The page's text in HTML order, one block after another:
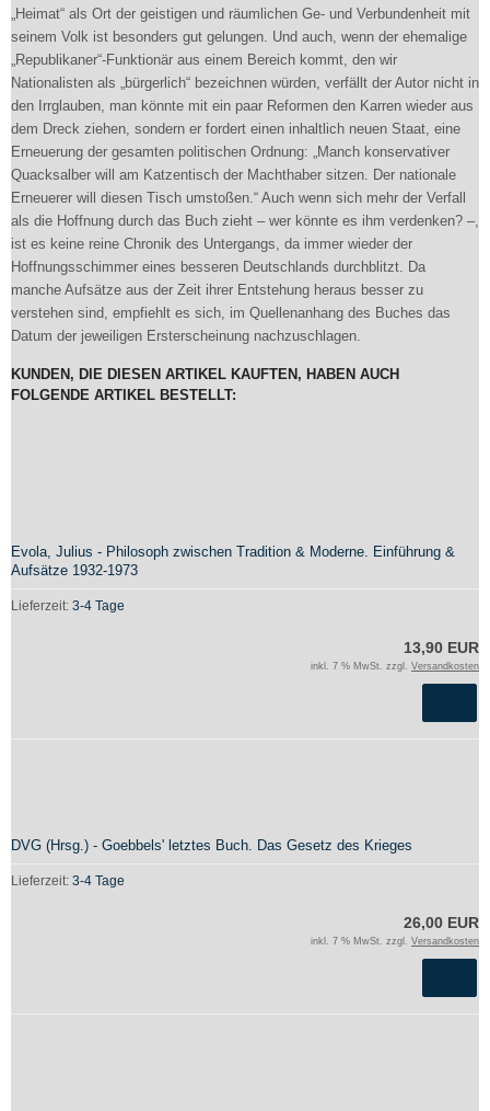
„Heimat“ als Ort der geistigen und räumlichen Ge- und Verbundenheit mit
seinem Volk ist besonders gut gelungen. Und auch, wenn der ehemalige
„Republikaner“-Funktionär aus einem Bereich kommt, den wir
Nationalisten als „bürgerlich“ bezeichnen würden, verfällt der Autor nicht in
den Irrglauben, man könnte mit ein paar Reformen den Karren wieder aus
dem Dreck ziehen, sondern er fordert einen inhaltlich neuen Staat, eine
Erneuerung der gesamten politischen Ordnung: „Manch konservativer
Quacksalber will am Katzentisch der Machthaber sitzen. Der nationale
Erneuerer will diesen Tisch umstoßen.“ Auch wenn sich mehr der Verfall
als die Hoffnung durch das Buch zieht – wer könnte es ihm verdenken? –,
ist es keine reine Chronik des Untergangs, da immer wieder der
Hoffnungsschimmer eines besseren Deutschlands durchblitzt. Da
manche Aufsätze aus der Zeit ihrer Entstehung heraus besser zu
verstehen sind, empfiehlt es sich, im Quellenanhang des Buches das
Datum der jeweiligen Ersterscheinung nachzuschlagen.
KUNDEN, DIE DIESEN ARTIKEL KAUFTEN, HABEN AUCH
FOLGENDE ARTIKEL BESTELLT:
Evola, Julius - Philosoph zwischen Tradition & Moderne. Einführung &
Aufsätze 1932-1973
Lieferzeit: 3-4 Tage
13,90 EUR
inkl. 7 % MwSt. zzgl. Versandkosten
DVG (Hrsg.) - Goebbels' letztes Buch. Das Gesetz des Krieges
Lieferzeit: 3-4 Tage
26,00 EUR
inkl. 7 % MwSt. zzgl. Versandkosten